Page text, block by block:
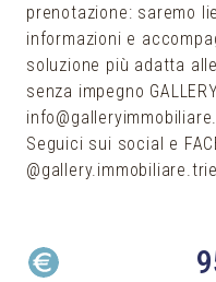
prenotazione: saremo
informazioni e
soluzione più adatta
senza impegno
Seguici sui social e